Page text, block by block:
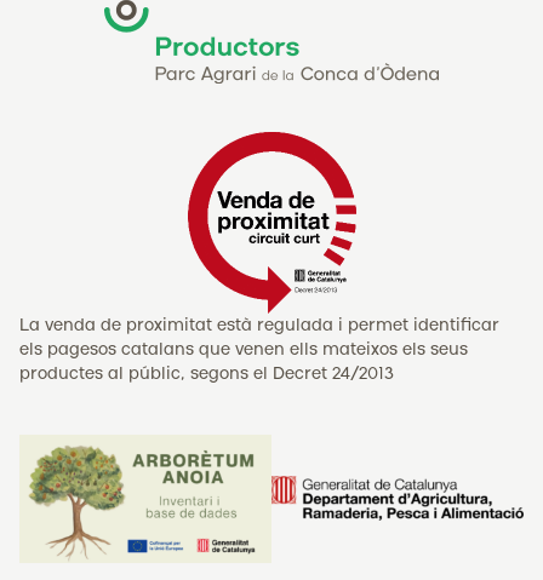
La venda de proximitat està regulada i permet identificar
els pagesos catalans que venen ells mateixos els seus
productes al públic, segons el Decret 24/2013